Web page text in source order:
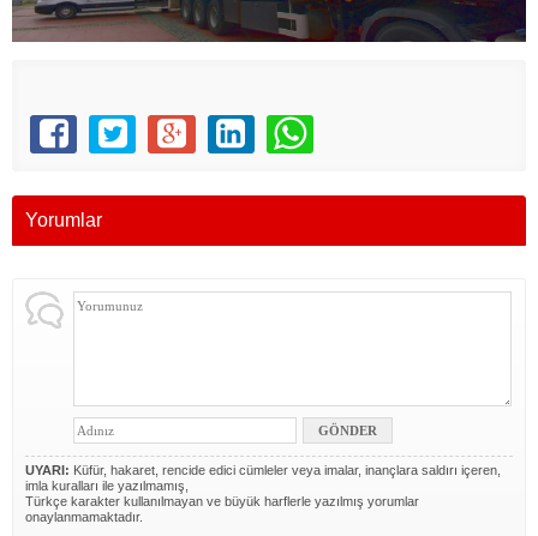
Yorumlar
UYARI: Küfür, hakaret, rencide edici cümleler veya imalar, inançlara saldırı içeren,
imla kuralları ile yazılmamış,
Türkçe karakter kullanılmayan ve büyük harflerle yazılmış yorumlar
onaylanmamaktadır.